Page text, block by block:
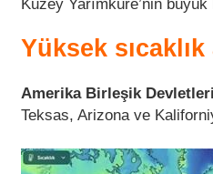
Kuzey Yarımküre’nin
Yüksek
Amerika Birleşik Devletleri
Teksas, Arizona ve